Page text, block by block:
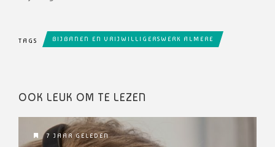
TAGS BIJBANEN EN VRIJWILLIGERSWERK ALMERE
OOK LEUK OM TE LEZEN
7 JAAR GELEDEN